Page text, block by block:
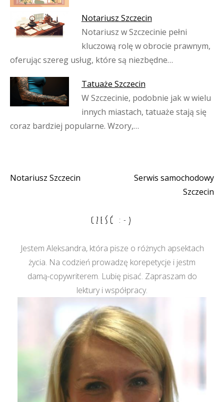
Notariusz Szczecin
Notariusz w Szczecinie pełni
kluczową rolę w obrocie prawnym,
oferując szereg usług, które są niezbędne…
Tatuaże Szczecin
W Szczecinie, podobnie jak w wielu
innych miastach, tatuaże stają się
coraz bardziej popularne. Wzory,…
Nawigacja
Notariusz Szczecin
Serwis samochodowy
Szczecin
CZEŚĆ :-)
Jestem Aleksandra, która pisze o różnych apsektach
życia. Na codzień prowadzę korepetycje i jestm
damą-copywriterem. Lubię pisać. Zapraszam do
lektury i współpracy.